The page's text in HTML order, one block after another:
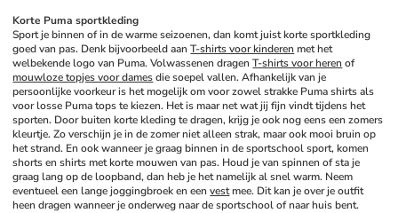
Korte Puma sportkleding
Sport je binnen of in de warme seizoenen, dan komt juist korte sportkleding
goed van pas. Denk bijvoorbeeld aan T-shirts voor kinderen met het
welbekende logo van Puma. Volwassenen dragen T-shirts voor heren
of
mouwloze topjes voor dames die soepel vallen. Afhankelijk van je
persoonlijke voorkeur is het mogelijk om voor zowel strakke Puma shirts als
voor losse Puma tops te kiezen. Het is maar net wat jij fijn vindt tijdens het
sporten. Door buiten korte kleding te dragen, krijg je ook nog eens een zomers
kleurtje. Zo verschijn je in de zomer niet alleen strak, maar ook mooi bruin op
het strand. En ook wanneer je graag binnen in de sportschool sport, komen
shorts en shirts met korte mouwen van pas. Houd je van spinnen of sta je
graag lang op de loopband, dan heb je het namelijk al snel warm. Neem
eventueel een lange joggingbroek en een vest mee. Dit kan je over je outfit
heen dragen wanneer je onderweg naar de sportschool of naar huis bent.